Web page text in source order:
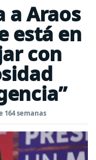
a Araos
está en
con
164 semanas